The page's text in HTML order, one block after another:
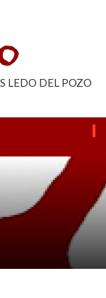
LEDO DEL POZO